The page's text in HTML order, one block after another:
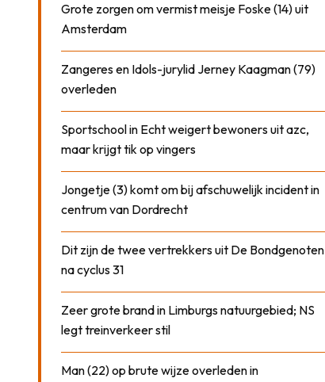
Grote zorgen om vermist meisje Foske (14) uit
Amsterdam
Zangeres en Idols-jurylid Jerney Kaagman (79)
overleden
Sportschool in Echt weigert bewoners uit azc,
maar krijgt tik op vingers
Jongetje (3) komt om bij afschuwelijk incident in
centrum van Dordrecht
Dit zijn de twee vertrekkers uit De Bondgenoten
na cyclus 31
Zeer grote brand in Limburgs natuurgebied; NS
legt treinverkeer stil
Man (22) op brute wijze overleden in